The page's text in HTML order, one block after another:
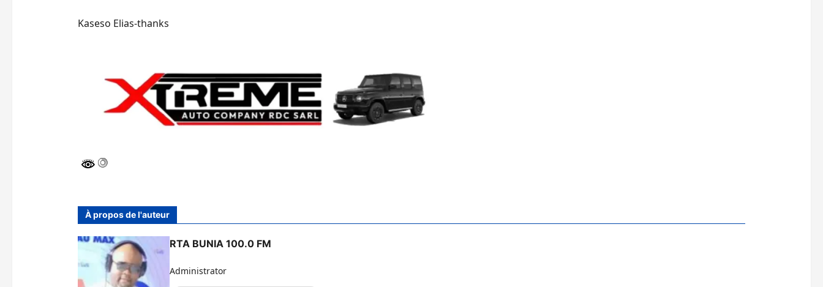
Kaseso Elias-thanks
À propos de l'auteur
RTA BUNIA 100.0 FM
Administrator